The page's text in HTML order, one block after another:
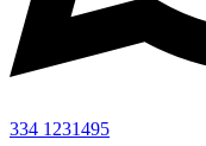
334 1231495